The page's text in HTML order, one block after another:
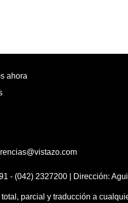
ahora
- (042) 2327200 | Dirección:
parcial y traducción a